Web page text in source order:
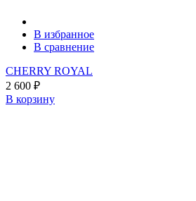
В избранное
В сравнение
CHERRY ROYAL
2 600 ₽
В корзину